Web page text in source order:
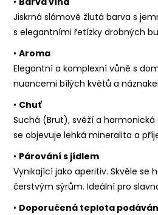
Jiskrná slámově žlutá barva s
s elegantními řetízky drobných
• Aroma
Elegantní a komplexní vůně s
nuancemi bílých květů a
• Chuť
Suchá (Brut), svěží a
se objevuje lehká mineralita a
• Párování s jídlem
Vynikající jako aperitiv. Skvěle
čerstvým sýrům. Ideální pro
• Doporučená teplota